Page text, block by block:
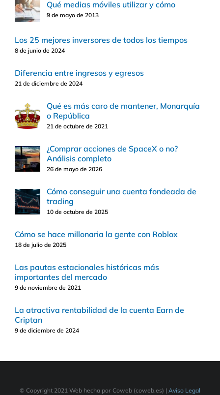
Qué medias móviles utilizar y cómo
9 de mayo de 2013
Los 25 mejores inversores de todos los tiempos
8 de junio de 2024
Diferencia entre ingresos y egresos
21 de diciembre de 2024
Qué es más caro de mantener, Monarquía
o República
21 de octubre de 2021
¿Comprar acciones de SpaceX o no?
Análisis completo
26 de mayo de 2026
Cómo conseguir una cuenta fondeada de
trading
10 de octubre de 2025
Cómo se hace millonaria la gente con Roblox
18 de julio de 2025
Las pautas estacionales históricas más
importantes del mercado
9 de noviembre de 2021
La atractiva rentabilidad de la cuenta Earn de
Criptan
9 de diciembre de 2024
© Copyright 2021 Web hecha por Coweb (coweb.es) | Aviso Legal